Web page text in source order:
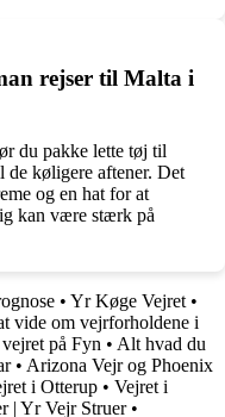
rejser til Malta i
du pakke lette tøj til
de køligere aftener. Det
og en hat for at
kan være stærk på
• Yr Køge Vejret •
vide om vejrforholdene i
på Fyn • Alt hvad du
• Arizona Vejr og Phoenix
i Otterup • Vejret i
| Yr Vejr Struer•